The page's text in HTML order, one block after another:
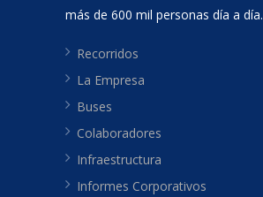
más de 600 mil personas día a día.
Recorridos
La Empresa
Buses
Colaboradores
Infraestructura
Informes Corporativos